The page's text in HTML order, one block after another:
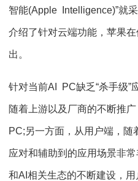
智能(Apple Intelligence)”就
介绍了针对云端功能，苹果
出。
针对当前AI PC缺乏“杀手级”
随着上游以及厂商的不断推
PC;另一方面，从用户端，随
应对和辅助到的应用场景非
和AI相关生态的不断建设，